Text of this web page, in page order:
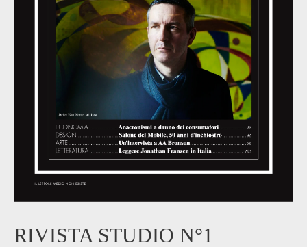
RIVISTA STUDIO N°1